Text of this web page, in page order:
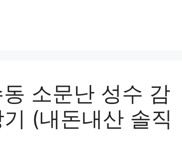
소문난 성수 감
기 (내돈내산 솔직